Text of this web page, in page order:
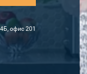
офис 201